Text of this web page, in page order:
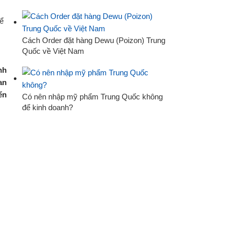
Cách Order đặt hàng Dewu (Poizon) Trung
Quốc về Việt Nam
Có nên nhập mỹ phẩm Trung Quốc không
để kinh doanh?